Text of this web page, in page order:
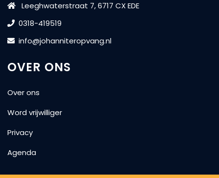
Leeghwaterstraat 7, 6717 CX EDE
0318-419519
info@johanniteropvang.nl
OVER ONS
Over ons
Word vrijwilliger
Privacy
Agenda